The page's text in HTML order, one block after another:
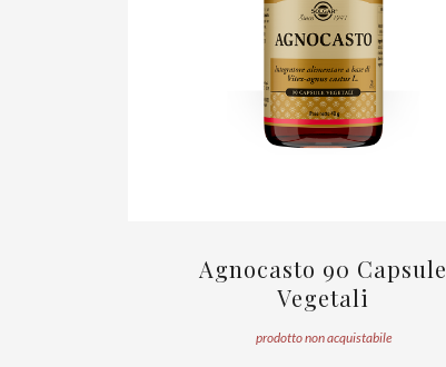
Agnocasto 90 Capsule
Vegetali
prodotto non acquistabile